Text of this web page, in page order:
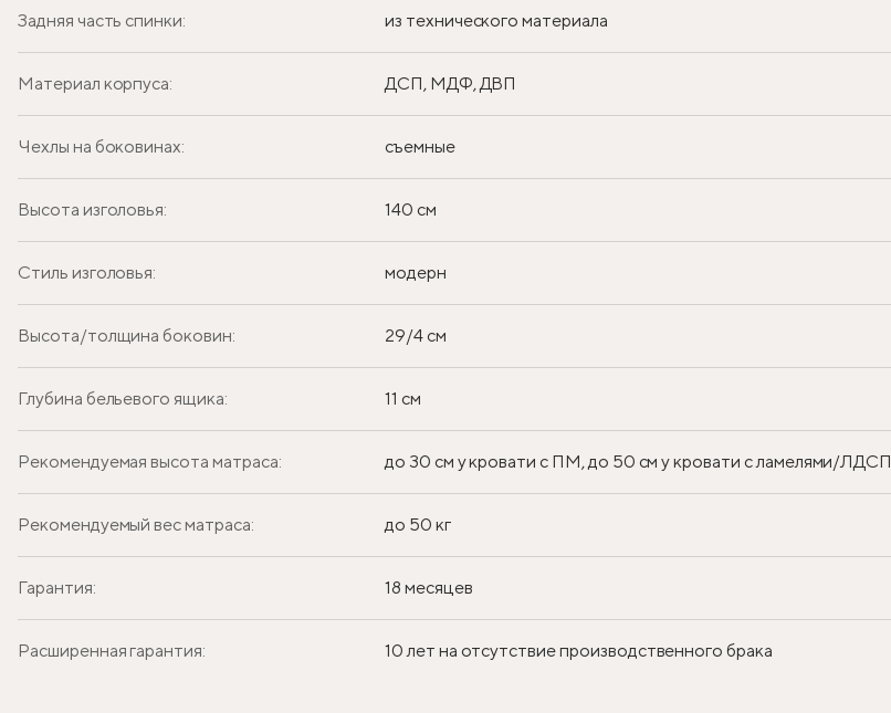
Задняя часть спинки: из технического материала
Материал корпуса: ДСП, МДФ, ДВП
Чехлы на боковинах: съемные
Высота изголовья: 140 см
Стиль изголовья: модерн
Высота/толщина боковин: 29/4 см
Глубина бельевого ящика: 11 см
Рекомендуемая высота матраса: до 30 см у кровати с ПМ, до 50 см у кровати с ламелями/ЛДСП
Рекомендуемый вес матраса: до 50 кг
Гарантия: 18 месяцев
Расширенная гарантия: 10 лет на отсутствие производственного брака